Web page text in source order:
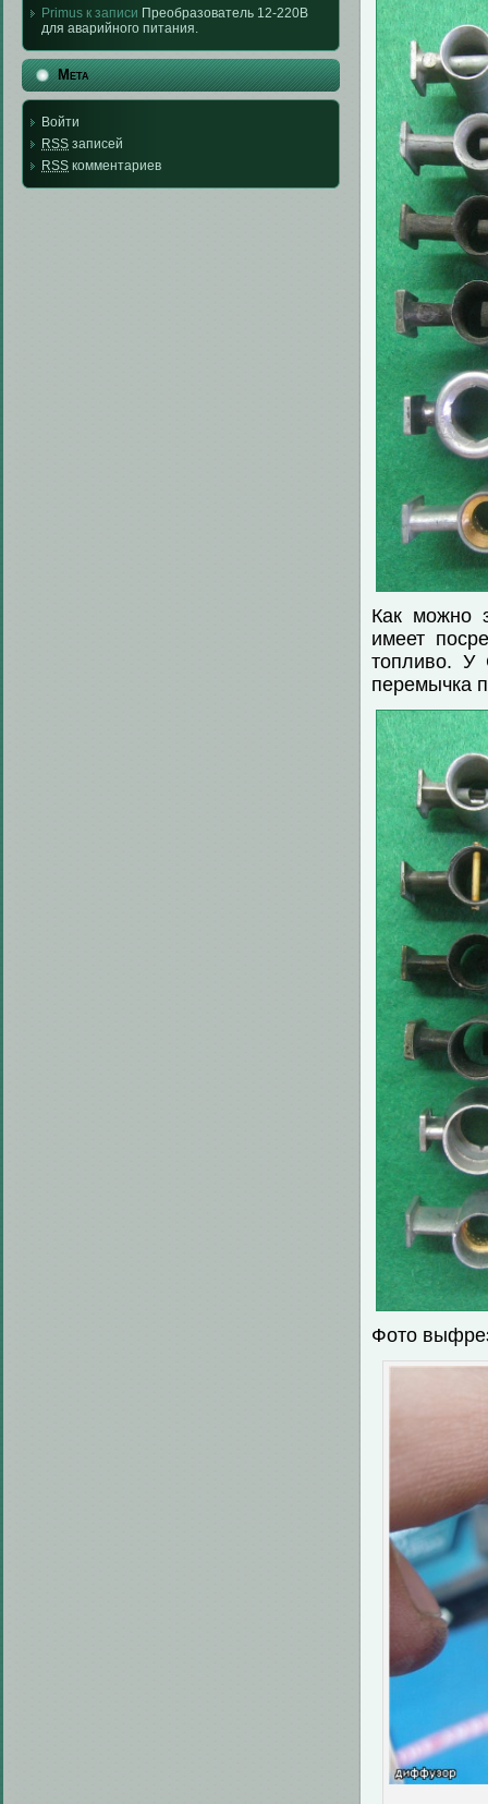
Primus к записи Преобразователь 12-220В
для аварийного питания.
Мета
Войти
RSS записей
RSS комментариев
Как можно
имеет
топливо. У
перемычка
Фото